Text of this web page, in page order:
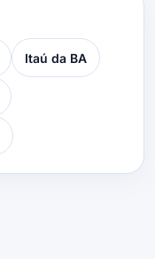
Itaú da BA